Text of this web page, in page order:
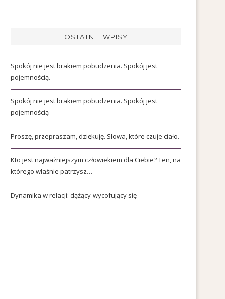
OSTATNIE WPISY
Spokój nie jest brakiem pobudzenia. Spokój jest
pojemnością.
Spokój nie jest brakiem pobudzenia. Spokój jest
pojemnością
Proszę, przepraszam, dziękuję. Słowa, które czuje ciało.
Kto jest najważniejszym człowiekiem dla Ciebie? Ten, na
którego właśnie patrzysz…
Dynamika w relacji: dążący-wycofujący się